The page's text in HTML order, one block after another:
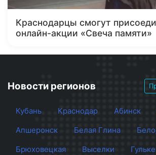
Краснодарцы смогут
онлайн-акции «Свеча памяти»
Новости регионов
Кубань Краснодар Абинск
Апшеронск
Белая Глина
Брюховецкая
Выселки